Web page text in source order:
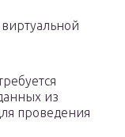
из
проведения